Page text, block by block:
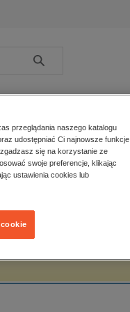
Szukaj
E-prasa
przeglądania naszego katalogu
udostępniać Ci najnowsze funkcje,
się na korzystanie ze
swoje preferencje, klikając
ustawienia cookies lub